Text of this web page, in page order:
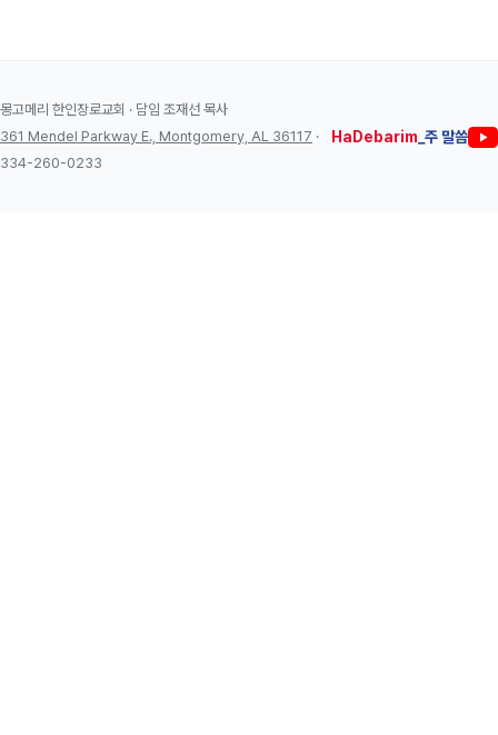
몽고메리 한인장로교회 · 담임 조재선 목사
361 Mendel Parkway E., Montgomery, AL 36117 ·
334-260-0233
HaDebarim _주 말씀